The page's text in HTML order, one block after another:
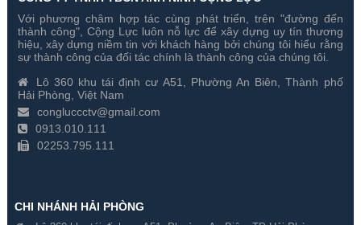
Với phương châm hợp tác cùng phát triển, trên "đường đến
thành công", Cộng Lực luôn nỗ lực để xây dựng uy tín thương
hiệu, xây dựng niềm tin với khách hàng bởi chúng tôi hiểu rằng
sự thành công của đối tác chính là thành công của chúng tôi.
Lô 360 khu tái định cư A51, Phường An Biên, Thành phố
Hải Phòng, Việt Nam
congluccctv@gmail.com
0913.010.111
02253.795.111
CHI NHÁNH HẢI PHÒNG